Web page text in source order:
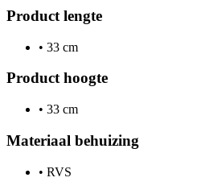
Product lengte
• 33 cm
Product hoogte
• 33 cm
Materiaal behuizing
• RVS